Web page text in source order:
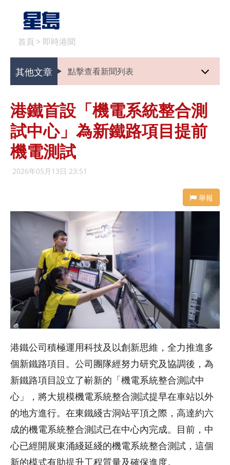
首頁 > 即時港聞
其他文章 點擊查看新聞列表
港鐵首設「機電系統整合測
試中心」為新鐵路項目提前
機電測試
2026年05月13日 23:51
舉報
港鐵公司積極運用科技及以創新思維，全力推進多
個新鐵路項目。公司團隊經努力研究及協調後，為
新鐵路項目設立了嶄新的「機電系統整合測試中
心」，將大規模機電系統整合測試提早在車站以外
的地方進行。在東鐵綫古洞站平頂之際，高達約六
成的機電系統整合測試已在中心內完成。目前，中
心已經開展東涌綫延綫的機電系統整合測試，這個
新的模式有助提升工程質量及確保進度。